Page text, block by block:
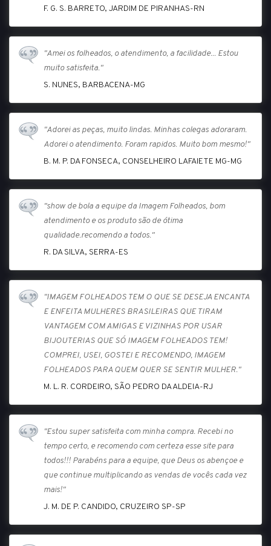
F. G. S. BARRETO, JARDIM DE PIRANHAS-RN
"Amei os folheados, o atendimento, a facilidade... Estou
muito satisfeita."
S. NUNES, BARBACENA-MG
"Adorei as peças, muito lindas. Minhas colegas adoraram.
Adorei o atendimento. Foram rapidos. Muito bom mesmo!"
B. M. P. DA FONSECA, CONSELHEIRO LAFAIETE MG-MG
"show de bola a equipe da Imagem Folheados, bom
atendimento e os produto são de ótima
qualidade.recomendo a todos."
R. DA SILVA, SERRA-ES
"IMAGEM FOLHEADOS TEM O QUE SE DESEJA ENCANTA
E ENFEITA MULHERES BRASILEIRAS QUE TIRAM
VANTAGEM COM AMIGAS E VIZINHAS POR USAR
BIJOUTERIAS QUE SÓ IMAGEM FOLHEADOS TEM!
COMPREI, USEI, GOSTEI E RECOMENDO, IMAGEM
FOLHEADOS PARA QUEM QUER SE SENTIR MULHER."
M. L. R. CORDEIRO, SÃO PEDRO DA ALDEIA-RJ
"Estou super satisfeita com minha compra. Recebi no
tempo certo, e recomendo com certeza esse site para
todos!!! Parabéns para a equipe, que Deus os abençoe e
que continue multiplicando as vendas de vocês cada vez
mais!"
J. M. DE P. CANDIDO, CRUZEIRO SP-SP